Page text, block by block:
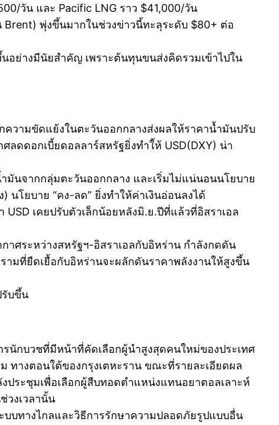
วัน และ Pacific LNG ราว $41,000/วัน
พุ่งขึ้นมากในช่วงข่าวนี้ทะลุระดับ $80+ ต่อ
อย่างมีนัยสำคัญ เพราะต้นทุนขนส่งคิดรวมเข้าไปใน
วามขัดแย้งในตะวันออกกลางส่งผลให้ราคาน้ำมันปรับ
ลดดอกเบี้ยดอลลาร์สหรัฐยิ่งทำใ้ห้ USD(DXY) น่า
มันจากกลุ่มตะวันออกกลาง และเริ่มไม่แน่นอนนโยบาย
นโยบาย “คง-ลด” ยิ่งทำให้ค่าเงินอ่อนลงได้
เคยปรับตัวเล็กน้อยหลังมิ.ย.ปีที่แล้วที่อิสราเอล
ศระหว่างสหรัฐฯ-อิสราเอลกับอิหร่าน กำลังกดดัน
ามที่ยืดเยื้อกับอิหร่านจะผลักดันราคาพลังงานให้สูงขึ้น
รับขึ้น
รนักบวชที่มีหน้าที่คัดเลือกผู้นำสูงสุดคนใหม่ของประเทศ
ทางตอนใต้ของกรุงเตหะราน ขณะที่รายละเอียดผล
ประชุมเพื่อเลือกผู้สืบทอดตำแหน่งแทนอยาตอลเลาะห์
วงเวลานั้น
บบทางไกลและวิธีการรักษาความปลอดภัยรูปแบบอื่น